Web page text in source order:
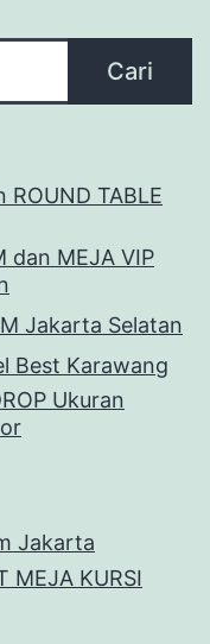
Cari
ROUND TABLE
dan MEJA VIP
Jakarta Selatan
Best Karawang
Ukuran
Jakarta
MEJA KURSI